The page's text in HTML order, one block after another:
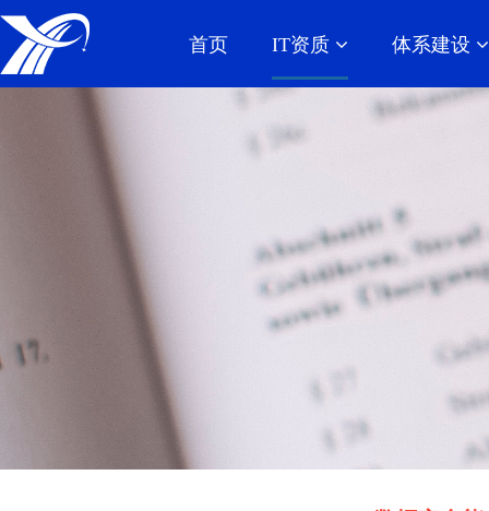
首页 IT资质 体系建设